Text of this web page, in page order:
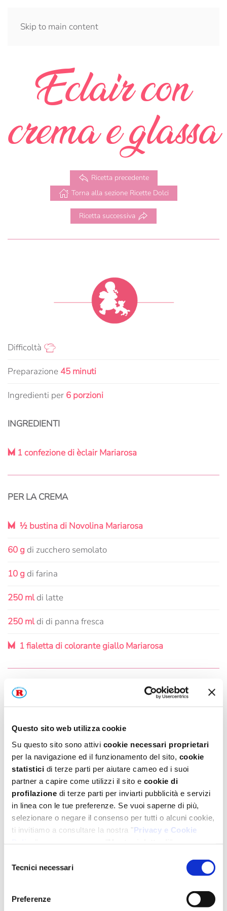
Questo sito web utilizza cookie
Su questo sito sono attivi cookie necessari proprietari
per la navigazione ed il funzionamento del sito, cookie
statistici di terze parti per aiutare cameo ed i suoi
partner a capire come utilizzi il sito e cookie di
profilazione di terze parti per inviarti pubblicità e servizi
in linea con le tue preferenze. Se vuoi saperne di più,
selezionare o negare il consenso per tutti o alcuni cookie,
ti invitiamo a consultare la nostra "Privacy e Cookie
tutti i cookies.
delTecnici necessari
Preferenze
Skip to main content
Eclair con
crema e glassa
Ricetta precedente
Torna alla sezione Ricette Dolci
Ricetta successiva
Difficoltà
Preparazione 45 minuti
Ingredienti per 6 porzioni
INGREDIENTI
M 1 confezione di èclair Mariarosa
PER LA CREMA
M ½ bustina di Novolina Mariarosa
60 g di zucchero semolato
10 g di farina
250 mldi latte
250 mldi di panna fresca
M 1 fialetta di colorante giallo Mariarosa
PER LA GLASSA
M ½ fialetta di colorante giallo Mariarosa
2-3 cucchiainidi acqua
PER DECORARE
MQ.B. di Dolci Decori fiorellini Mariarosa